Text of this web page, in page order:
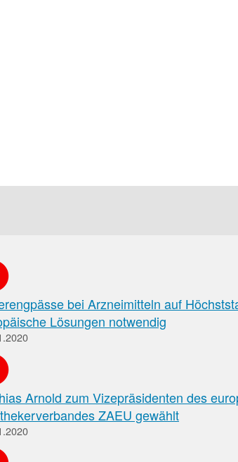
bei Arzneimitteln auf
Lösungen notwendig
Arnold zum Vizepräsidenten des
ZAEU gewählt
ein
der